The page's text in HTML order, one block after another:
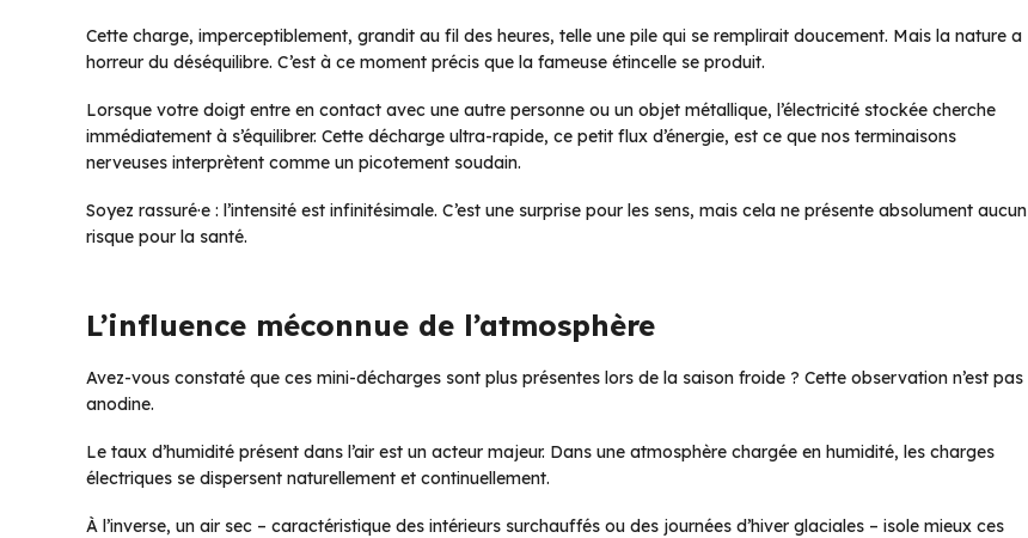
Cette charge, imperceptiblement, grandit au fil des heures, telle une pile qui se remplirait doucement. Mais la nature a
horreur du déséquilibre. C’est à ce moment précis que la fameuse étincelle se produit.
Lorsque votre doigt entre en contact avec une autre personne ou un objet métallique, l’électricité stockée cherche
immédiatement à s’équilibrer. Cette décharge ultra-rapide, ce petit flux d’énergie, est ce que nos terminaisons
nerveuses interprètent comme un picotement soudain.
Soyez rassuré·e : l’intensité est infinitésimale. C’est une surprise pour les sens, mais cela ne présente absolument aucun
risque pour la santé.
L’influence méconnue de l’atmosphère
Avez-vous constaté que ces mini-décharges sont plus présentes lors de la saison froide ? Cette observation n’est pas
anodine.
Le taux d’humidité présent dans l’air est un acteur majeur. Dans une atmosphère chargée en humidité, les charges
électriques se dispersent naturellement et continuellement.
À l’inverse, un air sec – caractéristique des intérieurs surchauffés ou des journées d’hiver glaciales – isole mieux ces